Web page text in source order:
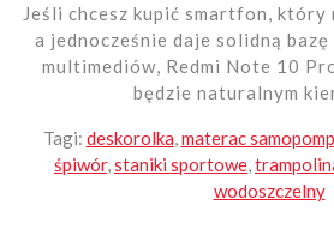
Jeśli chcesz kupić smartfon, który
a jednocześnie daje solidną
multimediów, Redmi Note 10
będzie naturalnym
Tagi: deskorolka,materac
śpiwór,staniki sportowe,
wodoszczelny